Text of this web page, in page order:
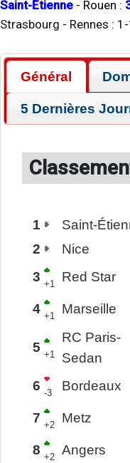
Saint-Étienne - Rouen :
Strasbourg - Rennes : 1 -
Général
5 Dernières
1
Saint-
2
Nice
3 +1 Red Star
4 +1 Marseille
5 +1
RC Paris-
Sedan
6 -3 Bordeaux
7 +2 Metz
8 +2 Angers